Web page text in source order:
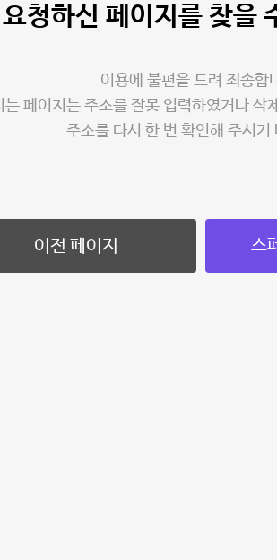
요청하신 페이지를 찾을
이용에 불편을 드려 죄송합
는 페이지는 주소를 잘못 입력하였거나 삭
주소를 다시 한 번 확인해 주시기
이전 페이지 스